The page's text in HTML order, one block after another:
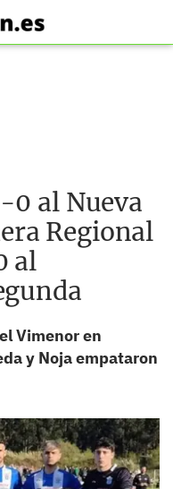
0 al Nueva
Regional
al
Vimenor en
y Noja empataron